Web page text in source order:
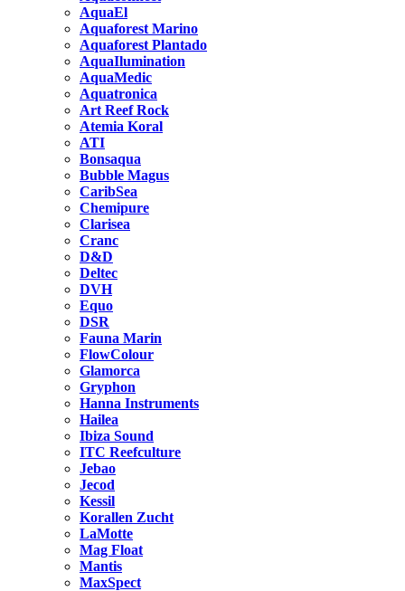
AquaEl
Aquaforest Marino
Aquaforest Plantado
AquaIlumination
AquaMedic
Aquatronica
Art Reef Rock
Atemia Koral
ATI
Bonsaqua
Bubble Magus
CaribSea
Chemipure
Clarisea
Cranc
D&D
Deltec
DVH
Equo
DSR
Fauna Marin
FlowColour
Glamorca
Gryphon
Hanna Instruments
Hailea
Ibiza Sound
ITC Reefculture
Jebao
Jecod
Kessil
Korallen Zucht
LaMotte
Mag Float
Mantis
MaxSpect